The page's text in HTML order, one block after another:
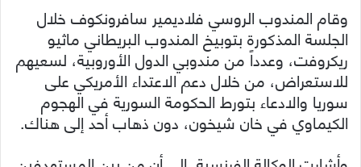
وقام المندوب الروسي فلاديمير سافرونكوف خلال
الجلسة المذكورة بتوبيخ المندوب البريطاني ماثيو
ريكروفت، وعدداً من مندوبي الدول الأوروبية، لسعيهم
للاستعراض، من خلال دعم الاعتداء الأمريكي على
سوريا والادعاء بتورط الحكومة السورية في الهجوم
الكيماوي في خان شيخون، دون ذهاب أحد إلى هناك.